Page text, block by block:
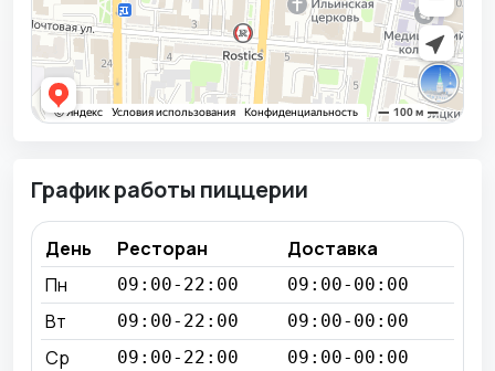
График работы пиццерии
День Ресторан
Доставка
Пн
09:00-22:00 09:00-00:00
Вт 09:00-22:00 09:00-00:00
Ср 09:00-22:00 09:00-00:00